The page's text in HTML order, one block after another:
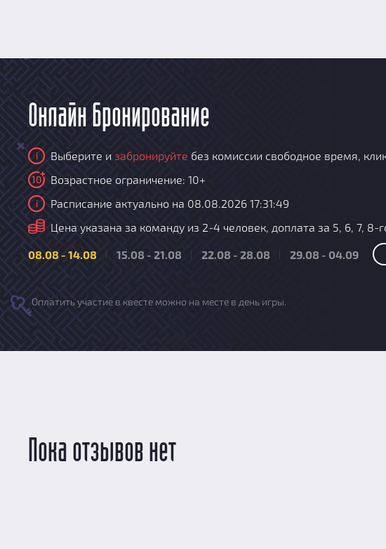
Онлайн бронирование
i Выберите и забронируйте без комиссии свободное время,
10 Возрастное ограничение: 10+
i Расписание актуально на 08.08.2026 17:31:49
i Цена указана за команду из 2-4 человек, доплата за 5, 6, 7, 8-
08.08 - 14.08 15.08 - 21.08 22.08 - 28.08 29.08 - 04.09
Оплатить участие в квесте можно на месте в день игры.
Пока отзывов нет